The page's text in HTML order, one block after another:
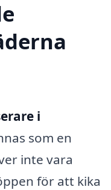
i
som en
inte vara
för att kika